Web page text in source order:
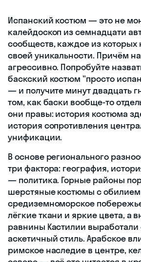
Испанский костюм — это не
калейдоскоп из семнадцати
сообществ, каждое из которых
своей уникальности. Причём
агрессивно. Попробуйте
баскский костюм "просто
— и получите минут двадцать
том, как баски вообще-то
они правы: история костюма
история сопротивления
унификации.
В основе регионального
три фактора: география,
— политика. Горные районы
шерстяные костюмы с обилием
средиземноморское
лёгкие ткани и яркие цвета, а
равнины Кастилии выработали
аскетичный стиль. Арабское
римское наследие в центре,